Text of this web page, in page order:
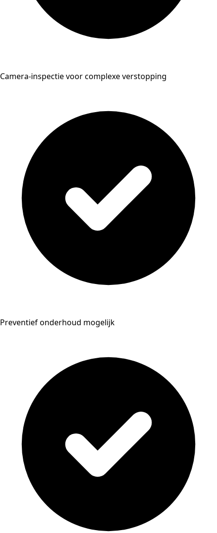
Camera-inspectie voor complexe verstopping
Preventief onderhoud mogelijk